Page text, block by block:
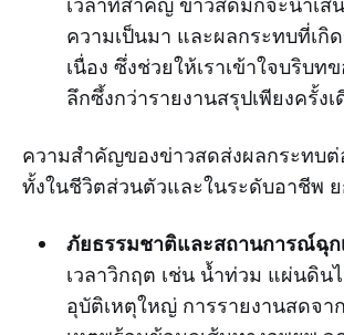
ความเป็นมา และผลกระทบที่เกิ
เนื่อง ซึ่งช่วยให้เราเข้าใจบริบท
ลึกซึ้งกว่ารายงานสรุปเพียงครั้งเ
ความสำคัญของข่าวสดส่งผลกระทบ
ทั้งในชีวิตส่วนตัวและในระดับอาชีพ ย
ภัยธรรมชาติและสถานการณ์ฉุก
เวลาวิกฤต เช่น น้ำท่วม แผ่นดิน
อุบัติเหตุใหญ่ การรายงานสดจา